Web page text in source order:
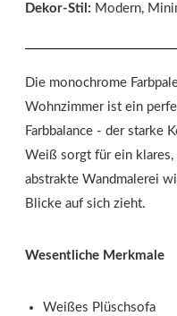
Dekor-Stil: Modern,
Die monochrome
Wohnzimmer ist ein
Farbbalance - der starke
Weiß sorgt für ein
abstrakte Wandmalerei
Blicke auf sich zieht.
Wesentliche Merkmale
Weißes Plüschsofa